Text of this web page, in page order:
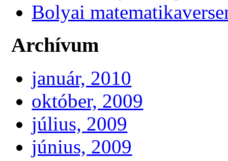
Bolyai
Archívum
január, 2010
október, 2009
július, 2009
június, 2009